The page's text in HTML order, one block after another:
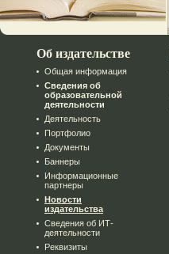
Об издательстве
Общая информация
Сведения об
образовательной
деятельности
Деятельность
Портфолио
Документы
Баннеры
Информационные
партнеры
Новости
издательства
Сведения об ИТ-
деятельности
Реквизиты